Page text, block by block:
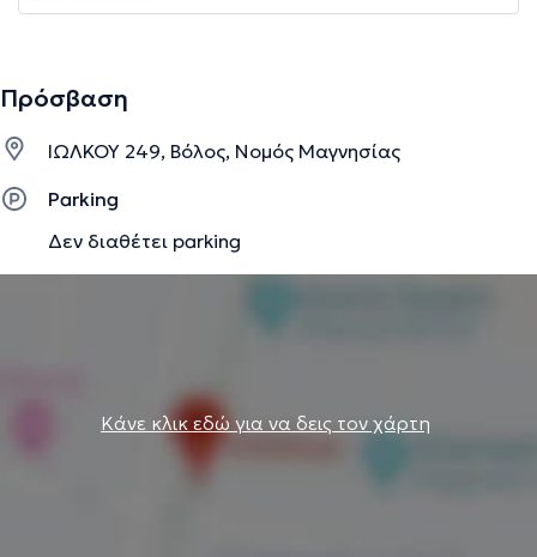
Πρόσβαση
ΙΩΛΚΟΥ 249, Βόλος, Νομός Μαγνησίας
Parking
Δεν διαθέτει parking
Κάνε κλικ εδώ για να δεις τον χάρτη